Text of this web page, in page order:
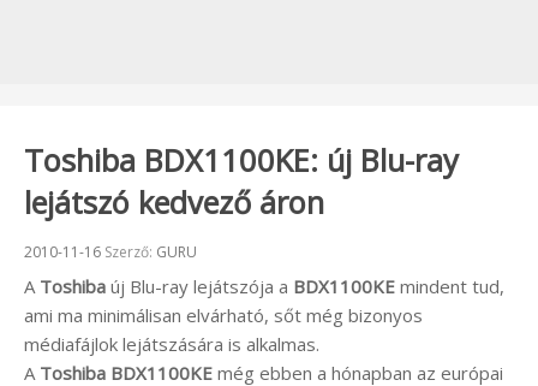
Toshiba BDX1100KE: új Blu-ray
lejátszó kedvező áron
Beküldve:
2010-11-16 Szerző: GURU
A Toshiba új Blu-ray lejátszója a BDX1100KE mindent tud,
ami ma minimálisan elvárható, sőt még bizonyos
médiafájlok lejátszására is alkalmas.
A Toshiba BDX1100KE még ebben a hónapban az európai